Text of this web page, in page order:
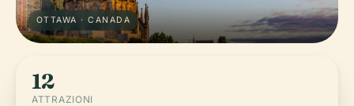
OTTAWA · CANADA
12
ATTRAZIONI